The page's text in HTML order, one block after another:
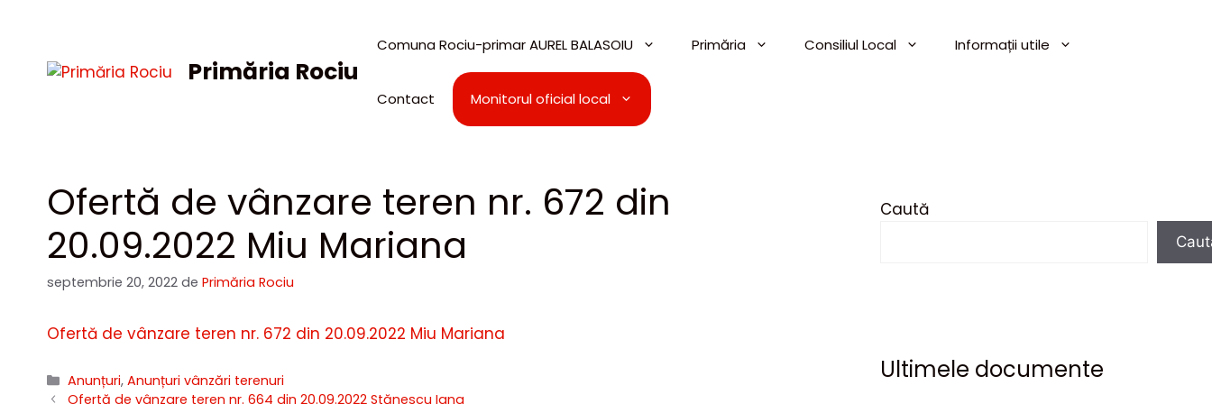
Primăria Rociu
Comuna Rociu-primar AUREL BALASOIU Primăria Consiliul Local Informații utile
Contact Monitorul oficial local
Ofertă de vânzare teren nr. 672 din
20.09.2022 Miu Mariana
septembrie 20, 2022 de Primăria Rociu
Ofertă de vânzare teren nr. 672 din 20.09.2022 Miu Mariana
Categorii
Anunțuri,Anunțuri vânzări terenuri
Ofertă de vânzare teren nr. 664 din 20.09.2022 Stănescu Iana
Caută
Ultimele documente